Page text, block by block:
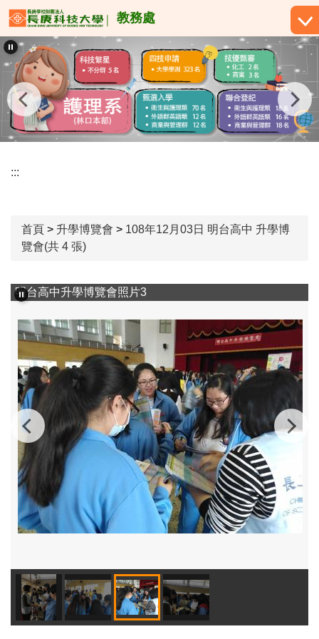
跳
到
主
要
內
容
區
教務處
:::
首頁 > 升學博覽會 > 108年12月03日 明台高中 升學博
覽會(共 4 張)
明台高中升學博覽會照片3